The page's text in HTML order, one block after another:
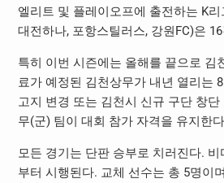
엘리트 및 플레이오프에 출전하는 K
대전하나, 포항스틸러스, 강원FC)은
특히 이번 시즌에는 올해를 끝으로 김
료가 예정된 김천상무가 내년 열리는
고지 변경 또는 김천시 신규 구단 창
무(군) 팀이 대회 참가 자격을 유지한
모든 경기는 단판 승부로 치러진다. 비
부터 시행된다. 교체 선수는 총 5명이